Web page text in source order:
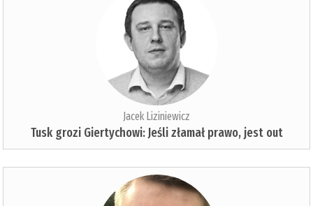
Jacek Liziniewicz
Tusk grozi Giertychowi: Jeśli złamał prawo, jest out